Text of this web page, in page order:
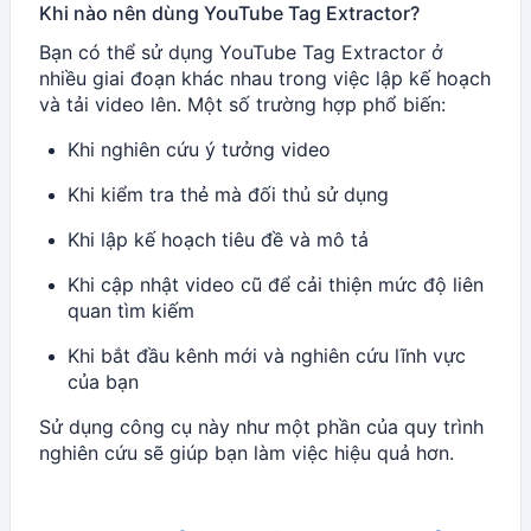
Khi nào nên dùng YouTube Tag Extractor?
Bạn có thể sử dụng YouTube Tag Extractor ở
nhiều giai đoạn khác nhau trong việc lập kế hoạch
và tải video lên. Một số trường hợp phổ biến:
Khi nghiên cứu ý tưởng video
Khi kiểm tra thẻ mà đối thủ sử dụng
Khi lập kế hoạch tiêu đề và mô tả
Khi cập nhật video cũ để cải thiện mức độ liên
quan tìm kiếm
Khi bắt đầu kênh mới và nghiên cứu lĩnh vực
của bạn
Sử dụng công cụ này như một phần của quy trình
nghiên cứu sẽ giúp bạn làm việc hiệu quả hơn.